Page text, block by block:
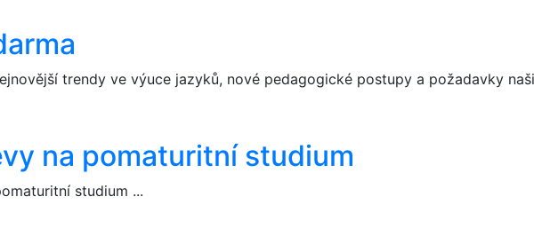
trendy ve výuce jazyků, nové pedagogické postupy a požadavky
na pomaturitní studium
studium ...